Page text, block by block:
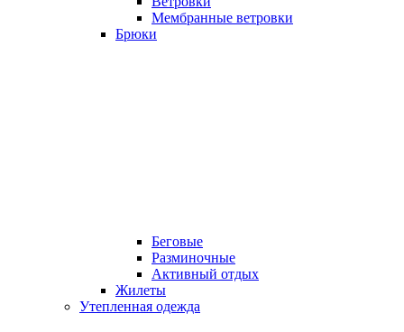
Мембранные ветровки
Брюки
Беговые
Разминочные
Активный отдых
Жилеты
Утепленная одежда